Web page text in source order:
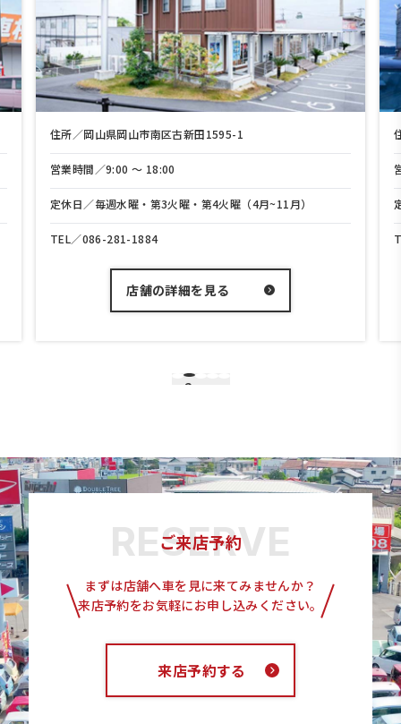
月~11月）
住所／岡山県岡山市中区兼基165-1
営業時間／9:00 〜 18:00
定休日／毎週水曜・第3火曜・第4火曜（4月~11月
TEL／
店舗の詳細を見る
2
ご来店予約
まずは店舗へ車を見に来てみませんか？
来店予約をお気軽にお申し込みください。
来店予約する